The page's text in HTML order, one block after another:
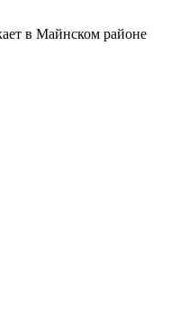
в Майнском районе